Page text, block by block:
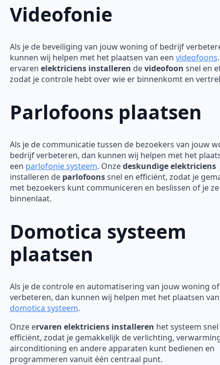
Videofonie
Als je de beveiliging van jouw woning of bedrijf
kunnen wij helpen met het plaatsen van een videofoons
ervaren elektriciens installeren devideofoon snel en
zodat je controle hebt over wie er binnenkomt en
Parlofoons plaatsen
Als je de communicatie tussen de bezoekers van jouw
bedrijf verbeteren, dan kunnen wij helpen met het
een parlofonie systeem. Onzedeskundige elektriciens
installeren de parlofoonssnel en efficiënt, zodat je
met bezoekers kunt communiceren en beslissen of je ze
binnenlaat.
Domotica systeem
plaatsen
Als je de controle en automatisering van jouw woning
verbeteren, dan kunnen wij helpen met het plaatsen
domotica systeem.
Onze ervaren elektriciens installeren het systeem
efficiënt, zodat je gemakkelijk de verlichting,
airconditioning en andere apparaten kunt bedienen en
programmeren vanuit één centraal punt.